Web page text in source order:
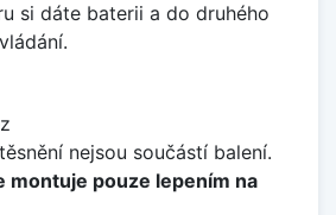
si dáte baterii a do druhého
nejsou součástí balení.
montuje pouze lepením na